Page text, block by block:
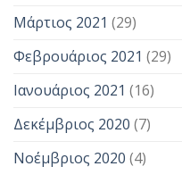
Μάρτιος 2021 (29)
Φεβρουάριος 2021 (29)
Ιανουάριος 2021 (16)
Δεκέμβριος 2020 (7)
Νοέμβριος 2020 (4)